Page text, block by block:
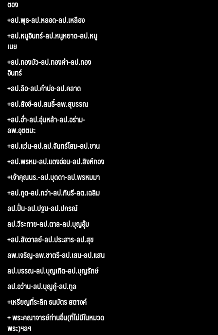
ตอง
+ลป.พุธ-ลป.หลอด-ลป.เหลือง
+ลป.หนูอินทร์-ลป.หนูหยาด-ลป.หนู
เมย
+ลป.ทองบัว-ลป.ทองคำ-ลป.ทอง
อินทร์
+ลป.ลือ-ลป.คำบ่อ-ลป.คลาด
+ลป.สังข์-ลป.สนธิ์-ลพ.สุบรรณ
+ลป.อ่ำ-ลป.อุ่นหล้า-ลป.อร่าม-
ลพ.อุตตมะ
+ลป.แว่น-ลป.ลป.จันทร์โสม-ลป.ขาน
+ลป.พรหม-ลป.แตงอ่อน-ลป.สิงห์ทอง
+เจ้าคุณนร.-ลป.บุดดา-ลป.พรหมมา
+ลป.กูด-ลป.กว่า-ลป.กินรี-ลต.เฉลิม
ลป.ปั่น-ลป.ปฐม-ลป.ปกรณ์
ลป.วีระทาย-ลป.ตาล-ลป.บุญอุ้ม
+ลป.สังวาลย์-ลป.ประสาร-ลป.สุข
ลพ.เจริญ-ลพ.ชาตรี-ลป.เสน-ลป.แสน
ลป.บรรณ-ลป.บุญเกิด-ลป.บุญรักษ์
ลป.อว้าน-ลป.บุญกู้-ลป.ทูล
+เหรียญที่ระลึก ธนบัตร สตางค์
+ พระคณาจารย์ท่านอื่น(ที่ไม่มีในหมวด
พระ)ฯลฯ